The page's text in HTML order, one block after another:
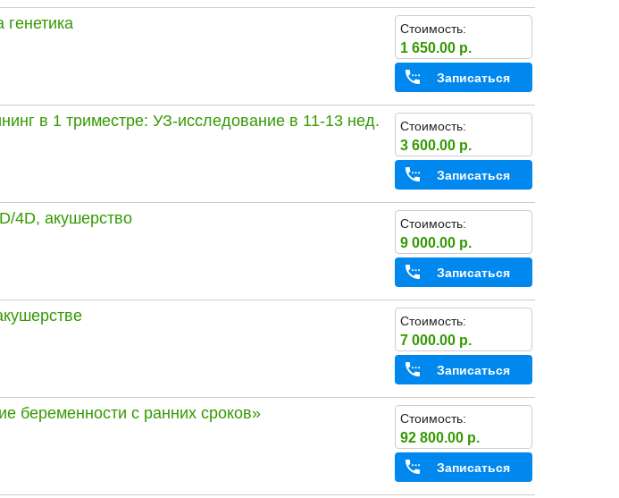
генетика Стоимость:
1 650.00 р.
Записаться
в 1 триместре: УЗ-исследование в 11-13 нед. Стоимость:
3 600.00 р.
Записаться
4D, акушерство Стоимость:
9 000.00 р.
Записаться
Стоимость:
7 000.00 р.
Записаться
беременности с ранних сроков» Стоимость:
92 800.00 р.
Записаться